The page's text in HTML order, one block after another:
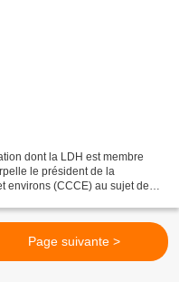
dont la LDH est membre
le président de la
environs (CCCE) au sujet de
Page suivante >